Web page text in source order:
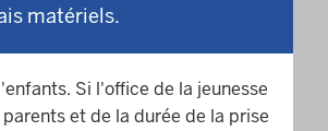
matériels.
Si l'office de la jeunesse
et de la durée de la prise